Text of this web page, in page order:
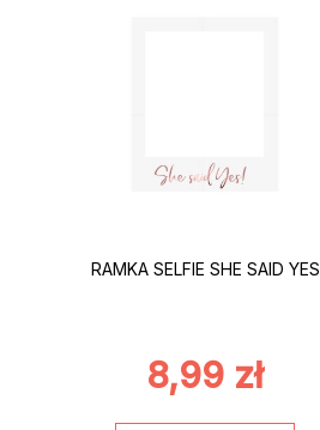
RAMKA SELFIE SHE SAID YES
8,99 zł